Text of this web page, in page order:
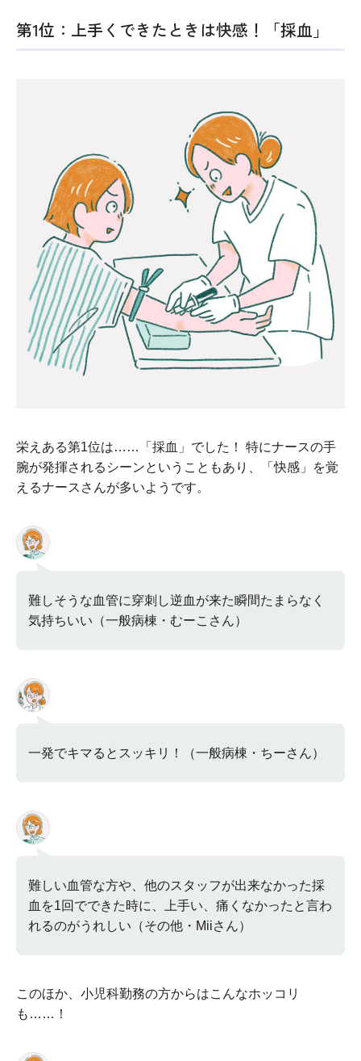
第1位：上手くできたときは快感！「採血」
栄えある第1位は……「採血」でした！ 特にナースの手
腕が発揮されるシーンということもあり、「快感」を覚
えるナースさんが多いようです。
難しそうな血管に穿刺し逆血が来た瞬間たまらなく
気持ちいい（一般病棟・むーこさん）
一発でキマるとスッキリ！（一般病棟・ちーさん）
難しい血管な方や、他のスタッフが出来なかった採
血を1回でできた時に、上手い、痛くなかったと言わ
れるのがうれしい（その他・Miiさん）
このほか、小児科勤務の方からはこんなホッコリ
も……！